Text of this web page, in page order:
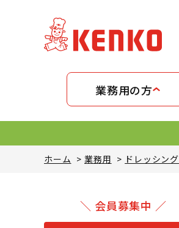
業務用の方
ホーム >業務用 > ドレッシング
＼ 会員募集中 ／